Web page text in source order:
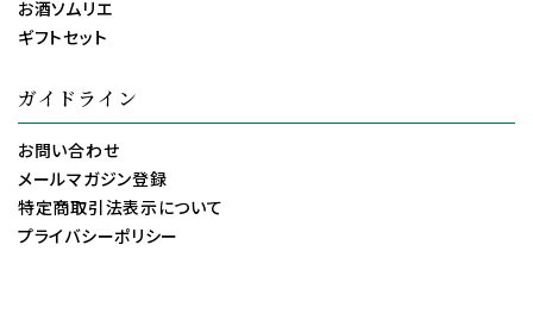
お酒ソムリエ
ギフトセット
ガイドライン
お問い合わせ
メールマガジン登録
特定商取引法表示について
プライバシーポリシー